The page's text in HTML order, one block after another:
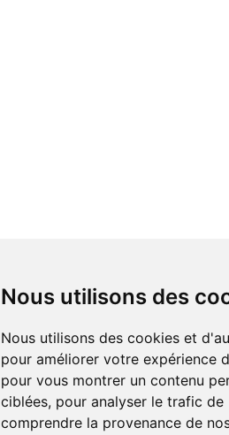
Nous utilisons des
Nous utilisons des cookies et d'autres technologies de suivi
pour améliorer votre expérience
pour vous montrer un contenu
ciblées, pour analyser le trafic
comprendre la provenance de